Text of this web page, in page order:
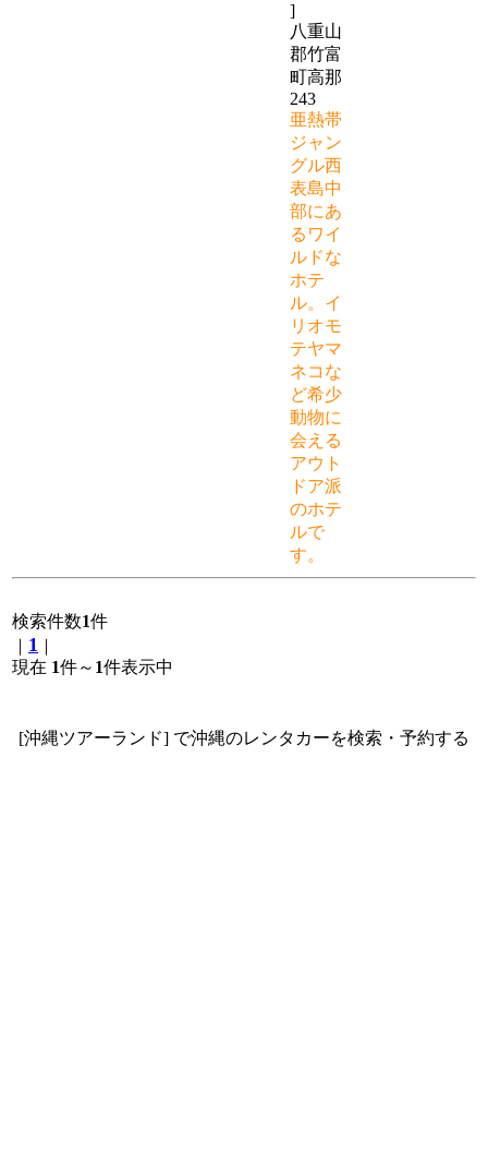
]
八重山
郡竹富
町高那
243
亜熱帯
ジャン
グル西
表島中
部にあ
るワイ
ルドな
ホテ
ル。イ
リオモ
テヤマ
ネコな
ど希少
動物に
会える
アウト
ドア派
のホテ
ルで
す。
検索件数1件
1
現在 1件～ 1件表示中
[沖縄ツアーランド] で沖縄のレンタカーを検索・予約する